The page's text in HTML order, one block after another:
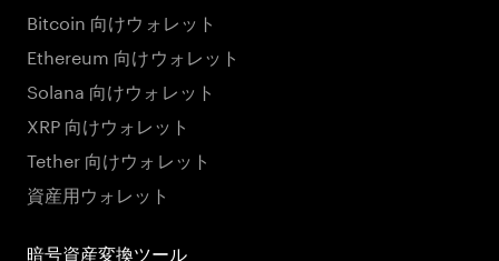
Bitcoin 向けウォレット
Ethereum 向けウォレット
Solana 向けウォレット
XRP 向けウォレット
Tether 向けウォレット
資産用ウォレット
暗号資産変換ツール